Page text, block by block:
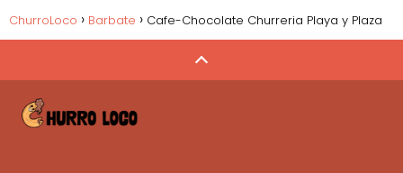
ChurroLoco Barbate Cafe-Chocolate Churreria Playa y Plaza